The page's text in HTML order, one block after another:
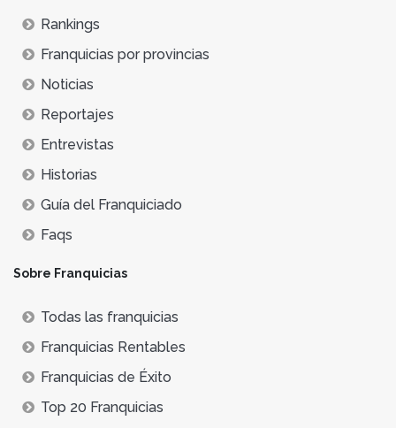
Rankings
Franquicias por provincias
Noticias
Reportajes
Entrevistas
Historias
Guía del Franquiciado
Faqs
Sobre Franquicias
Todas las franquicias
Franquicias Rentables
Franquicias de Éxito
Top 20 Franquicias